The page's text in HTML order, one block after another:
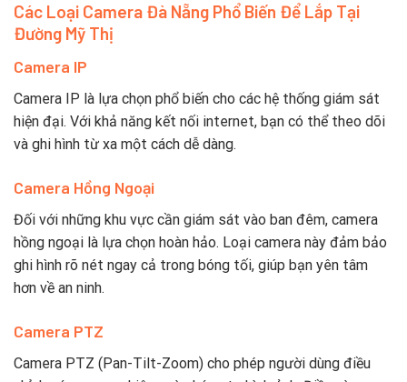
Các Loại Camera Đà Nẵng Phổ Biến Để Lắp Tại
Đường Mỹ Thị
Camera IP
Camera IP là lựa chọn phổ biến cho các hệ thống giám sát
hiện đại. Với khả năng kết nối internet, bạn có thể theo dõi
và ghi hình từ xa một cách dễ dàng.
Camera Hồng Ngoại
Đối với những khu vực cần giám sát vào ban đêm, camera
hồng ngoại là lựa chọn hoàn hảo. Loại camera này đảm bảo
ghi hình rõ nét ngay cả trong bóng tối, giúp bạn yên tâm
hơn về an ninh.
Camera PTZ
Camera PTZ (Pan-Tilt-Zoom) cho phép người dùng điều